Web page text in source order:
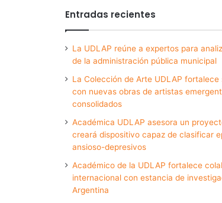
Entradas recientes
La UDLAP reúne a expertos para
de la administración pública municipal
La Colección de Arte UDLAP fortalece
con nuevas obras de artistas
consolidados
Académica UDLAP asesora un
creará dispositivo capaz de clasificar
ansioso-depresivos
Académico de la UDLAP fortalece
internacional con estancia de
Argentina